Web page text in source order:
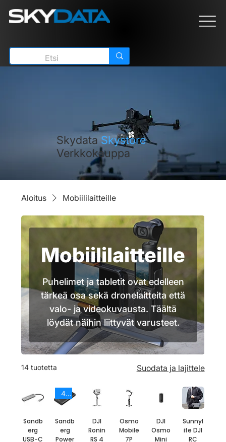
Skydata Skystore
Verkkokauppa
Aloitus Mobiililaitteille
Mobiililaitteille
Puhelimet ja tabletit ovat edelleen
tärkeä osa sekä dronelaitteita että
valo- ja videokuvausta. Täältä
löydät näihin liittyvät varusteet.
14 tuotetta Suodata ja lajittele
Sandb
erg
USB-C
40.000mAh
Sandb
erg
Power
DJI
Ronin
RS 4
Osmo
Mobile
7P
DJI
Osmo
Mini
Sunnyl
ife DJI
RC